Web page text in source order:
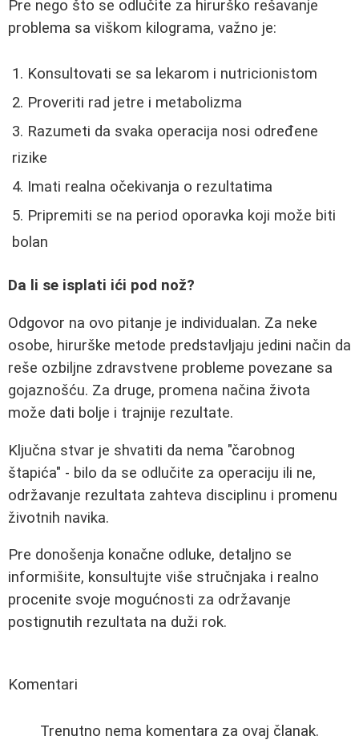
Pre nego što se odlučite za hirurško rešavanje
problema sa viškom kilograma, važno je:
Konsultovati se sa lekarom i nutricionistom
Proveriti rad jetre i metabolizma
Razumeti da svaka operacija nosi određene
rizike
Imati realna očekivanja o rezultatima
Pripremiti se na period oporavka koji može biti
bolan
Da li se isplati ići pod nož?
Odgovor na ovo pitanje je individualan. Za neke
osobe, hirurške metode predstavljaju jedini način da
reše ozbiljne zdravstvene probleme povezane sa
gojaznošću. Za druge, promena načina života
može dati bolje i trajnije rezultate.
Ključna stvar je shvatiti da nema "čarobnog
štapića" - bilo da se odlučite za operaciju ili ne,
održavanje rezultata zahteva disciplinu i promenu
životnih navika.
Pre donošenja konačne odluke, detaljno se
informišite, konsultujte više stručnjaka i realno
procenite svoje mogućnosti za održavanje
postignutih rezultata na duži rok.
Komentari
Trenutno nema komentara za ovaj članak.